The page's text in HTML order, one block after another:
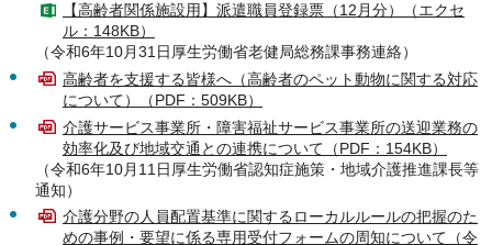
【高齢者関係施設用】派遣職員登録票（12月分）（エクセ
ル：148KB）
（令和6年10月31日厚生労働省老健局総務課事務連絡）
高齢者を支援する皆様へ（高齢者のペット動物に関する対応
について）（PDF：509KB）
介護サービス事業所・障害福祉サービス事業所の送迎業務の
効率化及び地域交通との連携について（PDF：154KB）
（令和6年10月11日厚生労働省認知症施策・地域介護推進課長等
通知）
介護分野の人員配置基準に関するローカルルールの把握のた
めの事例・要望に係る専用受付フォームの周知について（令